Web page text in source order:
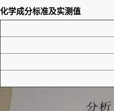
化学成分标准及实测值